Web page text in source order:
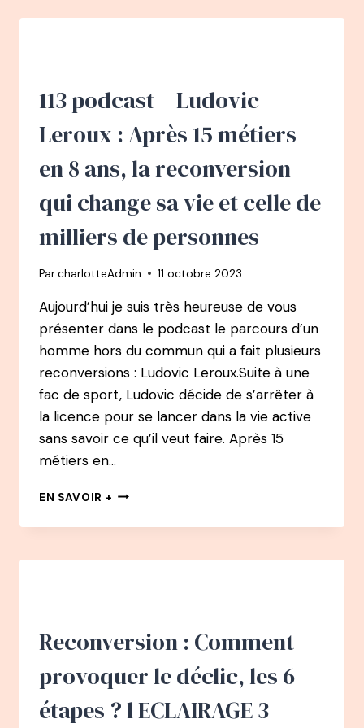
PEUR
4
DU
DU
L
4
113 podcast – Ludovic
Leroux : Après 15 métiers
en 8 ans, la reconversion
qui change sa vie et celle de
milliers de personnes
ParcharlotteAdmin 11 octobre 2023
Aujourd’hui je suis très heureuse de vous
présenter dans le podcast le parcours d’un
homme hors du commun qui a fait plusieurs
reconversions : Ludovic Leroux.Suite à une
fac de sport, Ludovic décide de s’arrêter à
la licence pour se lancer dans la vie active
sans savoir ce qu’il veut faire. Après 15
métiers en…
EN SAVOIR + 113
–
LEROUX
EN
ANS,
RECONVERSION
Reconversion : Comment
provoquer le déclic, les 6
étapes ? l ECLAIRAGE 3